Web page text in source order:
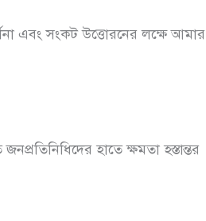
এবং সংকট উত্তোরনের লক্ষে আমার
হাতে ক্ষমতা হস্তান্তর